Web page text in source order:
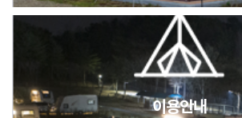
캠핑장(9월1일~6일) 미운영 공지
2026년 5월 캠핑장 안점 점검의
이용안내